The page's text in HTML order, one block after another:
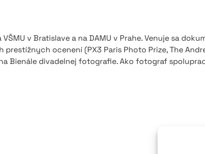
v Bratislave a na DAMU v Prahe. Venuje sa
ocenení (PX3 Paris Photo Prize, The
Bienále divadelnej fotografie. Ako fotograf